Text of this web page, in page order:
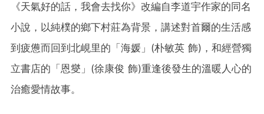
《天氣好的話，我會去找你》改編自李道宇作家的同名
小說，以純樸的鄉下村莊為背景，講述對首爾的生活感
到疲憊而回到北峴里的「海媛」(朴敏英 飾)，和經營獨
立書店的「恩燮」(徐康俊 飾)重逢後發生的溫暖人心的
治癒愛情故事。